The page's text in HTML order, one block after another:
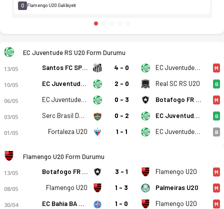
0 Flamengo U20 Galibiyeti
EC Juventude RS U20 Form Durumu
13/05 Santos FC SP U20 4 - 0 EC Juventude RS U20 M
10/05 EC Juventude RS U20 2 - 0 Real SC RS U20 G
06/05 EC Juventude RS U20 0 - 3 Botafogo FR RJ U20 M
03/05 Serc Brasil De Farroupilha RS 0 - 2 EC Juventude RS U20 G
01/05 Fortaleza U20 1 - 1 EC Juventude RS U20 B
Flamengo U20 Form Durumu
13/05 Botafogo FR RJ U20 3 - 1 Flamengo U20 M
08/05 Flamengo U20 1 - 3 Palmeiras U20 M
30/04 EC Bahia BA U20 1 - 0 Flamengo U20 M